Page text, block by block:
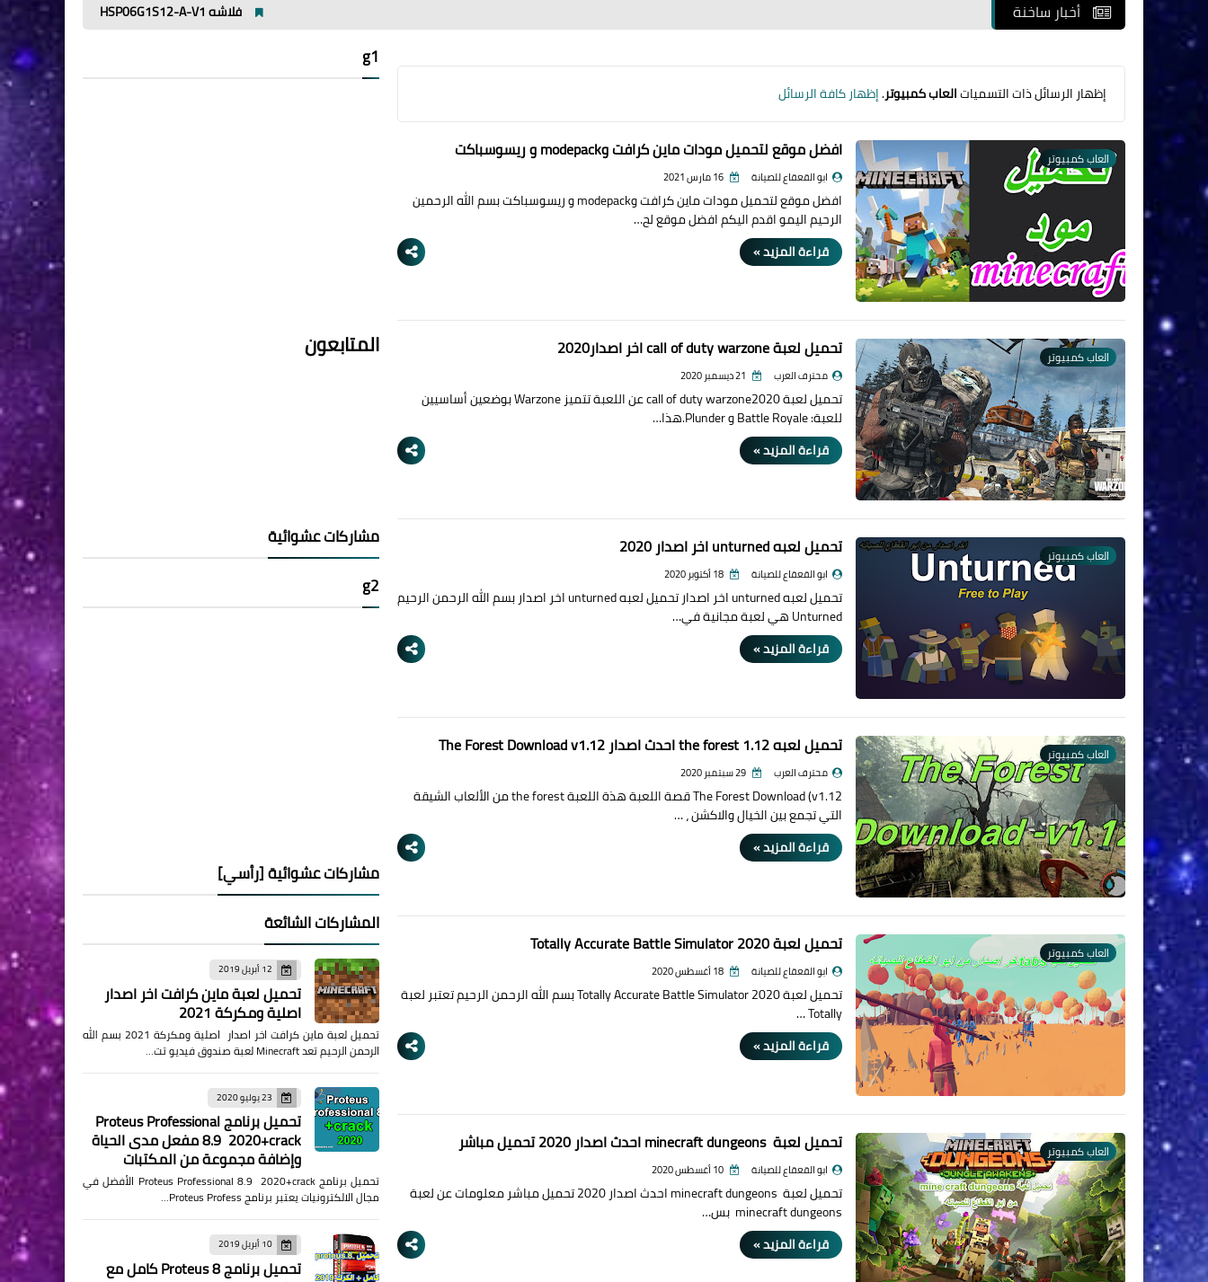
أخبار ساخنة مميزات وعيوب افوميتر ut89x
‏إظهار الرسائل ذات التسمياتالعاب كمبيوتر.إظهار كافة الرسائل
العاب كمبيوتر افضل موقع لتحميل مودات ماين كرافت وmodepack و ريسوسباكت
ابو القعقاع للصيانة
افضل موقع لتحميل مودات ماين كرافت وmodepack و ريسوسباكت بسم الله الرحمين
الرحيم اليمو اقدم اليكم افضل موقع لح…
قراءة المزيد »
العاب كمبيوتر تحميل لعبة call of duty warzone اخر اصدار2020
محترف العرب
تحميل لعبة call of duty warzone2020 عن اللعبة تتميز Warzone بوضعين أساسيين
للعبة: Battle Royale و Plunder.هذا…
قراءة المزيد »
العاب كمبيوتر تحميل لعبه unturned اخر اصدار 2020
ابو القعقاع للصيانة
تحميل لعبه unturned اخر اصدار تحميل لعبه unturned اخر اصدار بسم الله الرحمن الرحيم
Unturned هي لعبة مجانية في…
قراءة المزيد »
العاب كمبيوتر تحميل لعبه the forest 1.12 احدث اصدار The Forest Download v1.12
محترف العرب
The Forest Download (v1.12 قصة اللعبة هذة اللعبة the forest من الألعاب الشيقة
التي تجمع بين الخيال والاكشن ، …
قراءة المزيد »
العاب كمبيوتر تحميل لعبة Totally Accurate Battle Simulator 2020
ابو القعقاع للصيانة
تحميل لعبة Totally Accurate Battle Simulator 2020 بسم الله الرحمن الرحيم تعتبر لعبة
Totally …
قراءة المزيد »
العاب كمبيوتر تحميل لعبة minecraft dungeons احدث اصدار 2020 تحميل مباشر
ابو القعقاع للصيانة
تحميل لعبة minecraft dungeons احدث اصدار 2020 تحميل مباشر معلومات عن لعبة
minecraft dungeons بس…
قراءة المزيد »
g1
المتابعون
مشاركات عشوائية
g2
مشاركات عشوائية [رأسي]
المشاركات الشائعة
12 أبريل 2019
تحميل لعبة ماين كرافت اخر اصدار
اصلية ومكركة 2021
تحميل لعبة ماين كرافت اخر اصدار اصلية ومكركة 2021 بسم الله
الرحمن الرحيم تعد Minecraft لعبة صندوق فيديو تت…
23 يوليو 2020
تحميل برنامج Proteus Professional
8.9 2020+crack مفعل مدى الحياة
وإضافة مجموعة من المكتبات
تحميل برنامج Proteus Professional 8.9 2020+crack الأفضل في
مجال الالكترونيات يعتبر برنامج Proteus Profess…
10 أبريل 2019
تحميل برنامج Proteus 8 كامل مع